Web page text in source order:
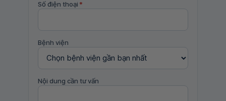
Số điện thoại *
Bệnh viện
Nội dung cần tư vấn